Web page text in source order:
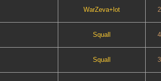
WarZeva+lot
Squall
Squall